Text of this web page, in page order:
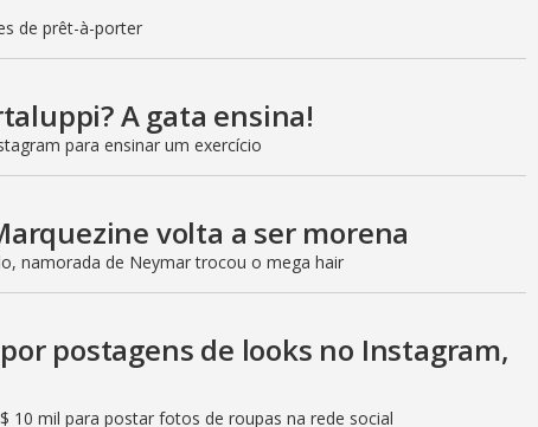
de prêt-à-porter
A gata ensina!
para ensinar um exercício
volta a ser morena
namorada de Neymar trocou o mega hair
postagens de looks no Instagram,
10 mil para postar fotos de roupas na rede social